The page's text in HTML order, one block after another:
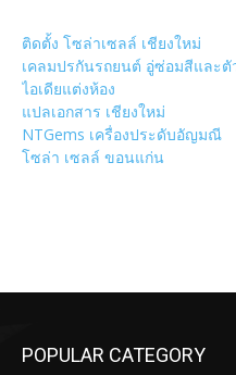
ติดตั้ง โซล่าเซลล์ เชียงใหม่
เคลมปรกันรถยนต์ อู่ซ่อมสีและตั
ไอเดียแต่งห้อง
แปลเอกสาร เชียงใหม่
NTGems เครื่องประดับอัญมณี
โซล่า เซลล์ ขอนแก่น
POPULAR CATEGORY